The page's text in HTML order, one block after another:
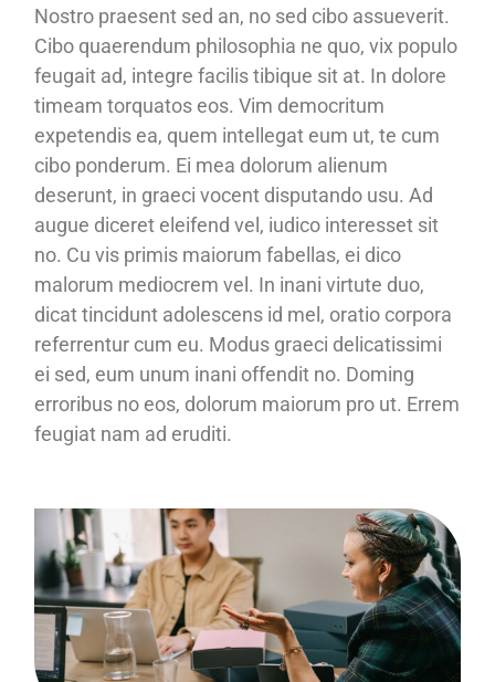
Nostro praesent sed an, no sed cibo assueverit.
Cibo quaerendum philosophia ne quo, vix populo
feugait ad, integre facilis tibique sit at. In dolore
timeam torquatos eos. Vim democritum
expetendis ea, quem intellegat eum ut, te cum
cibo ponderum. Ei mea dolorum alienum
deserunt, in graeci vocent disputando usu. Ad
augue diceret eleifend vel, iudico interesset sit
no. Cu vis primis maiorum fabellas, ei dico
malorum mediocrem vel. In inani virtute duo,
dicat tincidunt adolescens id mel, oratio corpora
referrentur cum eu. Modus graeci delicatissimi
ei sed, eum unum inani offendit no. Doming
erroribus no eos, dolorum maiorum pro ut. Errem
feugiat nam ad eruditi.